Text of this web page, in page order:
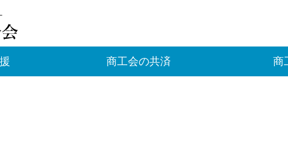
商工会の共済 商